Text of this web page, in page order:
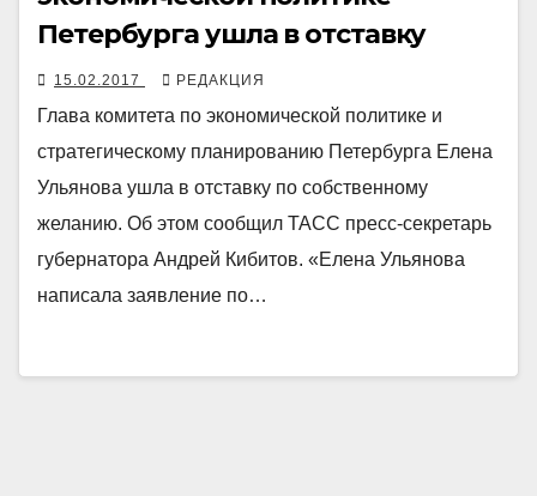
Петербурга ушла в отставку
15.02.2017 РЕДАКЦИЯ
Глава комитета по экономической политике и
стратегическому планированию Петербурга Елена
Ульянова ушла в отставку по собственному
желанию. Об этом сообщил ТАСС пресс-секретарь
губернатора Андрей Кибитов. «Елена Ульянова
написала заявление по…